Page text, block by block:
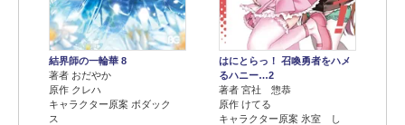
結界師の一輪華 8
著者 おだやか
原作 クレハ
キャラクター原案 ボダック
ス
はにとらっ！ 召喚勇者をハメ
るハニー…2
著者 宮社 惣恭
原作 けてる
キャラクター原案 氷室 し